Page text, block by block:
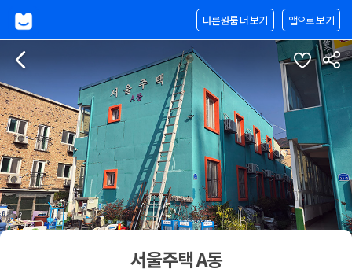
앱으로 보기
다른원룸 더 보기
서울주택 A동